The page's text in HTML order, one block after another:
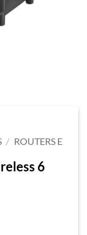
/ ROUTERS E
6